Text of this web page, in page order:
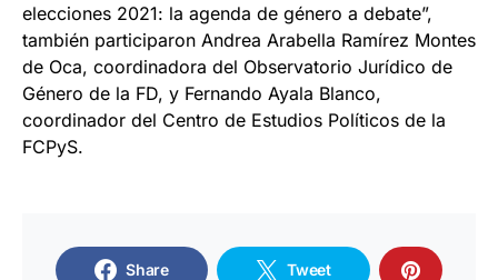
elecciones 2021: la agenda de género a debate”,
también participaron Andrea Arabella Ramírez Montes
de Oca, coordinadora del Observatorio Jurídico de
Género de la FD, y Fernando Ayala Blanco,
coordinador del Centro de Estudios Políticos de la
FCPyS.
Share Tweet